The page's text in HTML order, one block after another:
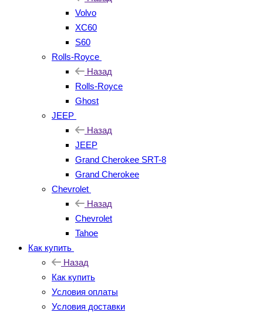
Volvo
XC60
S60
Rolls-Royce
Назад
Rolls-Royce
Ghost
JEEP
Назад
JEEP
Grand Cherokee SRT-8
Grand Cherokee
Chevrolet
Назад
Chevrolet
Tahoe
Как купить
Назад
Как купить
Условия оплаты
Условия доставки